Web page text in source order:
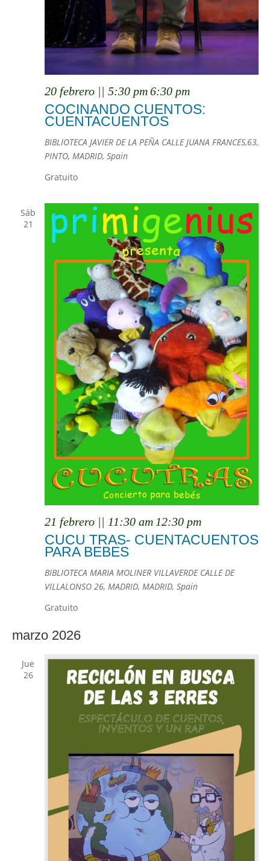
COCINANDO CUENTOS:
CUENTACUENTOS
20 febrero || 5:30 pm 6:30 pm
BIBLIOTECA JAVIER DE LA PEÑA CALLE JUANA FRANCES,63,
PINTO, MADRID, Spain
Gratuito
Sáb
21
CUCU TRAS- CUENTACUENTOS
PARA BEBES
21 febrero || 11:30 am 12:30 pm
BIBLIOTECA MARIA MOLINER VILLAVERDE CALLE DE
VILLALONSO 26, MADRID, MADRID, Spain
Gratuito
marzo 2026
Jue
26